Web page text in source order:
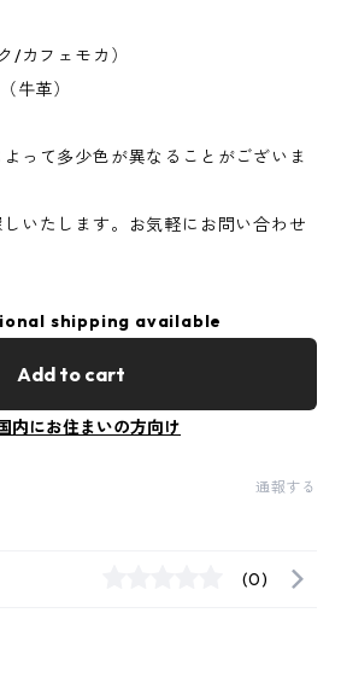
/カフェモカ）
牛革）
って多少色が異なることがございま
いたします。お気軽にお問い合わせ
shipping available
Add to cart
内にお住まいの方向け
通報する
(0)